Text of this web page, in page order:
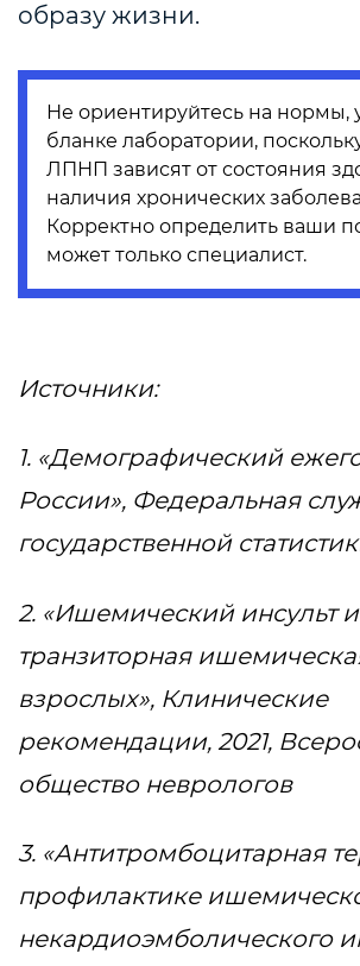
образу жизни.
Не ориентируйтесь на нормы,
бланке лаборатории,
ЛПНП зависят от состояния
наличия хронических
Корректно определить ваши
может только специалист.
Источники:
1. «Демографический
России», Федеральная
государственной
2. «Ишемический инсульт и
транзиторная
взрослых», Клинические
рекомендации, 2021,
общество неврологов
3. «Антитромбоцитарная
профилактике
некардиоэмболического